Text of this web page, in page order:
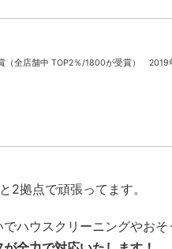
（全店舗中 TOP2％/1800が受賞） 2019
2拠点で頑張ってます。
でハウスクリーニングやお